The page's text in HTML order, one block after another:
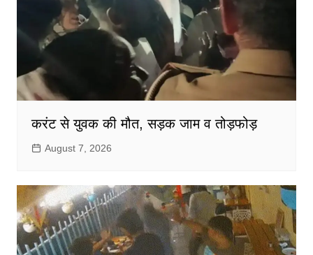
करंट से युवक की मौत, सड़क जाम व तोड़फोड़
August 7, 2026